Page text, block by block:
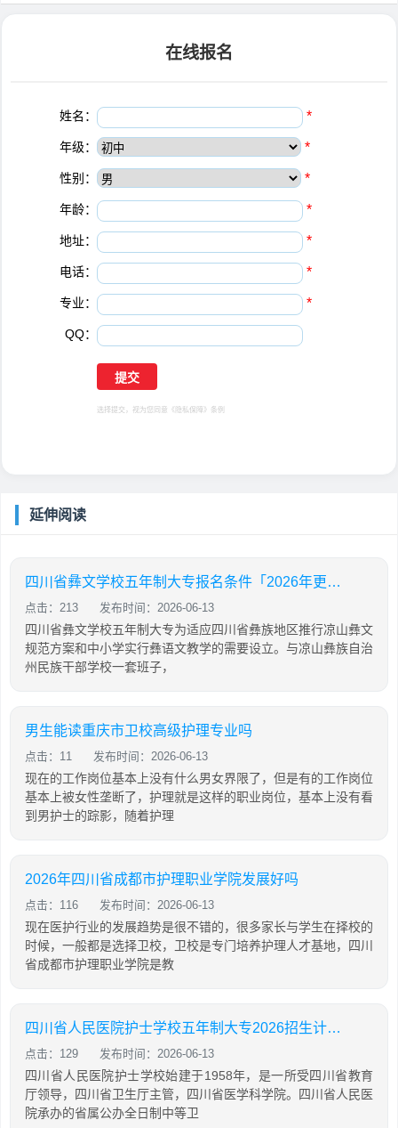
在线报名
姓名： *
年级： *
性别： *
年龄： *
地址： *
电话： *
专业： *
QQ：
选择提交，视为您同意 《隐私保障》 条例
延伸阅读
四川省彝文学校五年制大专报名条件「2026年更新」
点击：213 发布时间：2026-06-13
四川省彝文学校五年制大专为适应四川省彝族地区推行凉山彝文
规范方案和中小学实行彝语文教学的需要设立。与凉山彝族自治
州民族干部学校一套班子，
男生能读重庆市卫校高级护理专业吗
点击：11 发布时间：2026-06-13
现在的工作岗位基本上没有什么男女界限了，但是有的工作岗位
基本上被女性垄断了，护理就是这样的职业岗位，基本上没有看
到男护士的踪影，随着护理
2026年四川省成都市护理职业学院发展好吗
点击：116 发布时间：2026-06-13
现在医护行业的发展趋势是很不错的，很多家长与学生在择校的
时候，一般都是选择卫校，卫校是专门培养护理人才基地，四川
省成都市护理职业学院是教
四川省人民医院护士学校五年制大专2026招生计划「2026年更新」
点击：129 发布时间：2026-06-13
四川省人民医院护士学校始建于1958年，是一所受四川省教育
厅领导，四川省卫生厅主管，四川省医学科学院。四川省人民医
院承办的省属公办全日制中等卫